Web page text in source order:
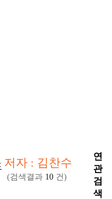
저자 : 김찬수
(검색결과 10 건)
연
관
검
색